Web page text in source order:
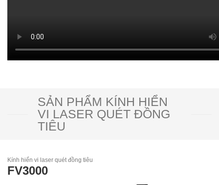
SẢN PHẨM KÍNH HIỂN
VI LASER QUÉT ĐỒNG
TIÊU
Kính hiển vi laser quét đồng tiêu
FV3000